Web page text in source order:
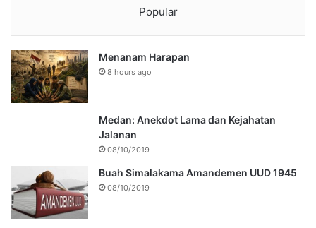
Popular
Menanam Harapan
8 hours ago
Medan: Anekdot Lama dan Kejahatan
Jalanan
08/10/2019
Buah Simalakama Amandemen UUD 1945
08/10/2019